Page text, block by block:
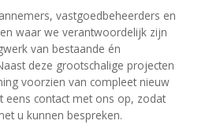
vastgoedbeheerders en
waar we verantwoordelijk zijn
van bestaande én
deze grootschalige projecten
voorzien van compleet nieuw
eens contact met ons op, zodat
u kunnen bespreken.